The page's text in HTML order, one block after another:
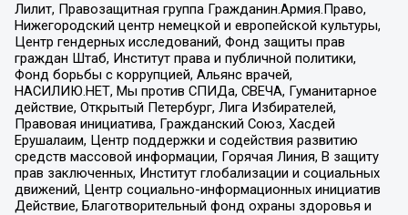
Лилит, Правозащитная группа Гражданин.Армия.Право,
Нижегородский центр немецкой и европейской культуры,
Центр гендерных исследований, Фонд защиты прав
граждан Штаб, Институт права и публичной политики,
Фонд борьбы с коррупцией, Альянс врачей,
НАСИЛИЮ.НЕТ, Мы против СПИДа, СВЕЧА, Гуманитарное
действие, Открытый Петербург, Лига Избирателей,
Правовая инициатива, Гражданский Союз, Хасдей
Ерушалаим, Центр поддержки и содействия развитию
средств массовой информации, Горячая Линия, В защиту
прав заключенных, Институт глобализации и социальных
движений, Центр социально-информационных инициатив
Действие, Благотворительный фонд охраны здоровья и